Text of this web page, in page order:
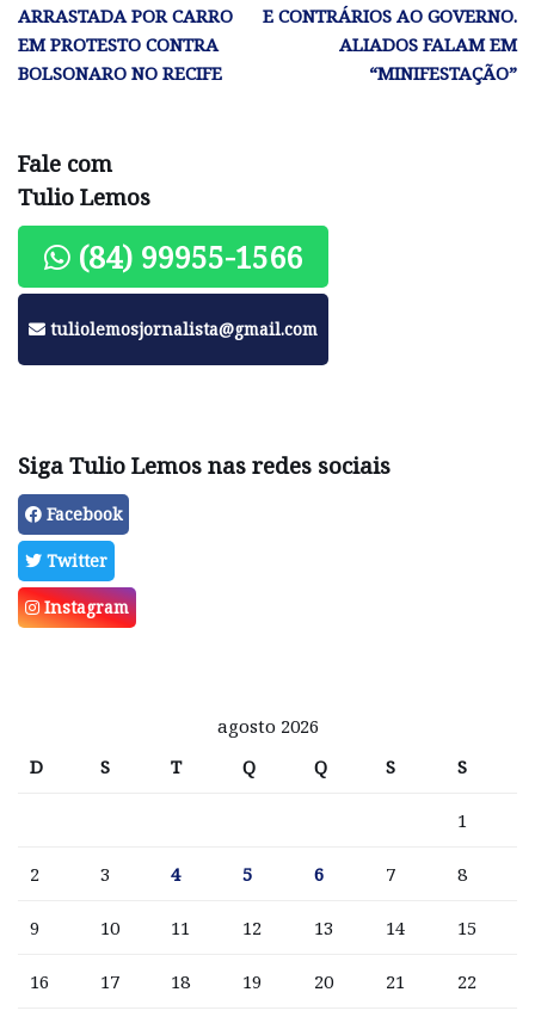
ARRASTADA POR CARRO
EM PROTESTO CONTRA
BOLSONARO NO RECIFE
E CONTRÁRIOS AO GOVERNO.
ALIADOS FALAM EM
“MINIFESTAÇÃO”
Fale com
Tulio Lemos
(84) 99955-1566
tuliolemosjornalista@gmail.com
Siga Tulio Lemos nas redes sociais
Facebook
Twitter
Instagram
agosto 2026
D
S T Q Q S S
1
2 3 4 5 6 7 8
9 10 11 12 13 14 15
16 17 18 19 20 21 22